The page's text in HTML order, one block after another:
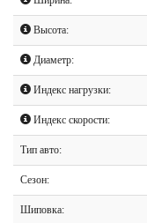
Высота:
Диаметр:
Индекс нагрузки:
Индекс скорости:
Тип авто:
Сезон:
Шиповка: